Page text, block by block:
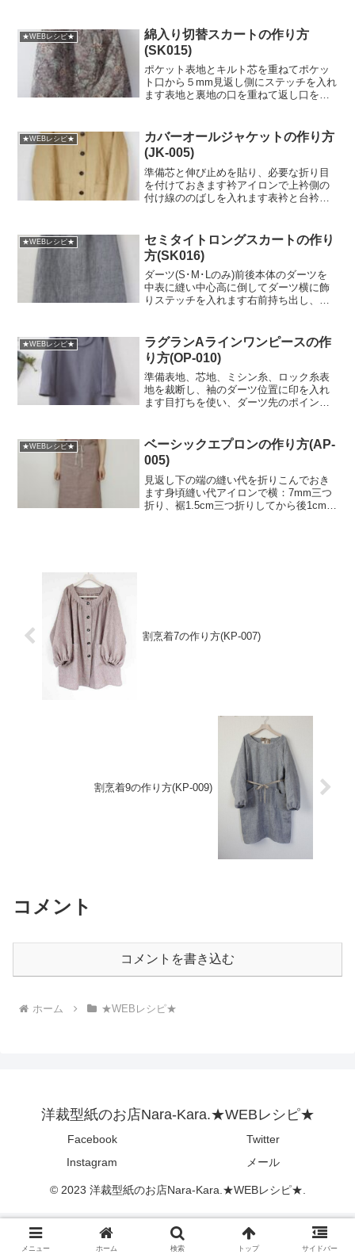
代を残し縫います台衿の裏側の縫い代を
8mmアイロンで折ってお...
★WEBレシピ★
綿入り切替スカートの作り方
(SK015)
ポケット表地とキルト芯を重ねてポケッ
ト口から５mm見返し側にステッチを入れ
ます表地と裏地の口を重ねて返し口をあ
口から表に返して返し口をまつりとじま
す前見返し縫い代端を８...
★WEBレシピ★
カバーオールジャケットの作り方
(JK-005)
準備芯と伸び止めを貼り、必要な折り目
を付けておきます衿アイロンで上衿側の
付け線ののばしを入れます表衿と台衿を
チします表衿と地衿を中表に縫い合わ
せ、表に返して衿端に6ｍｍ...
★WEBレシピ★
セミタイトロングスカートの作り
方(SK016)
ダーツ(S･M･Lのみ)前後本体のダーツを
中表に縫い中心高に倒してダーツ横に飾
りステッチを入れます右前持ち出し、左
見返し端をロックします前ファスナーあ
き(左前仕様)※今...
★WEBレシピ★
ラグランAラインワンピースの作
り方(OP-010)
準備表地、芯地、ミシン糸、ロック糸表
地を裁断し、袖のダーツ位置に印を入れ
ます目打ちを使い、ダーツ先のポイント
も可）衿ぐり見返しに芯を貼ります袖山
のダーツを縫いますダーツ...
★WEBレシピ★
ベーシックエプロンの作り方(AP-
005)
見返し下の端の縫い代を折りこんでおき
ます身頃縫い代アイロンで横：7mm三つ
折り、裾1.5cm三つ折りしてから後1cmの
割烹着7の作り方(KP-007)
割烹着9の作り方(KP-009)
コメント
コメントを書き込む
ホーム ★WEBレシピ★
洋裁型紙のお店Nara-Kara.★WEBレシピ★
Facebook
Twitter
Instagram
メール
© 2023 洋裁型紙のお店Nara-Kara.★WEBレシピ★.
メニュー ホーム 検索 トップ サイドバー